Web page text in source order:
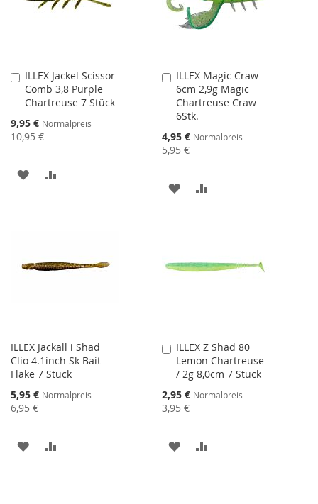
ILLEX Jackel Scissor
Comb 3,8 Purple
Chartreuse 7 Stück
Sonderangebot
9,95 € Normalpreis
10,95 €
In
den
Warenkorb
ZUR
ILLEX Magic Craw
6cm 2,9g Magic
Chartreuse Craw
6Stk.
Sonderangebot
4,95 € Normalpreis
5,95 €
In
den
Warenkorb
ZUR
ILLEX Jackall i Shad
Clio 4.1inch Sk Bait
Flake 7 Stück
Sonderangebot
5,95 € Normalpreis
6,95 €
ZUR
ILLEX Z Shad 80
Lemon Chartreuse
/ 2g 8,0cm 7 Stück
Sonderangebot
2,95 € Normalpreis
3,95 €
In
den
Warenkorb
ZUR